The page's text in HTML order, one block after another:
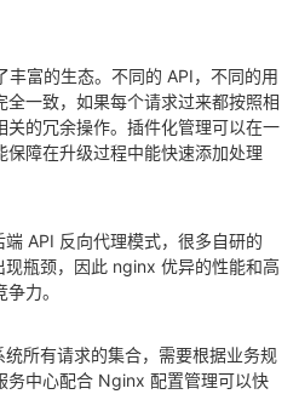
富的生态。不同的 API，不同的用
全一致，如果每个请求过来都按照相
关的冗余操作。插件化管理可以在一
保障在升级过程中能快速添加处理
API 反向代理模式，很多自研的
现瓶颈，因此 nginx 优异的性能和高
力。
所有请求的集合，需要根据业务规
务中心配合 Nginx 配置管理可以快